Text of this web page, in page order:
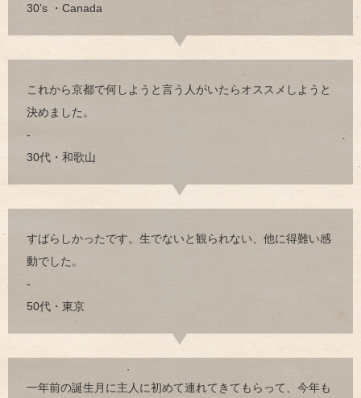
30’s ・Canada
これから京都で何しようと言う人がいたらオススメしようと
決めました。
-
30代・和歌山
すばらしかったです。生でないと観られない、他に得難い感
動でした。
-
50代・東京
一年前の誕生月に主人に初めて連れてきてもらって、今年も